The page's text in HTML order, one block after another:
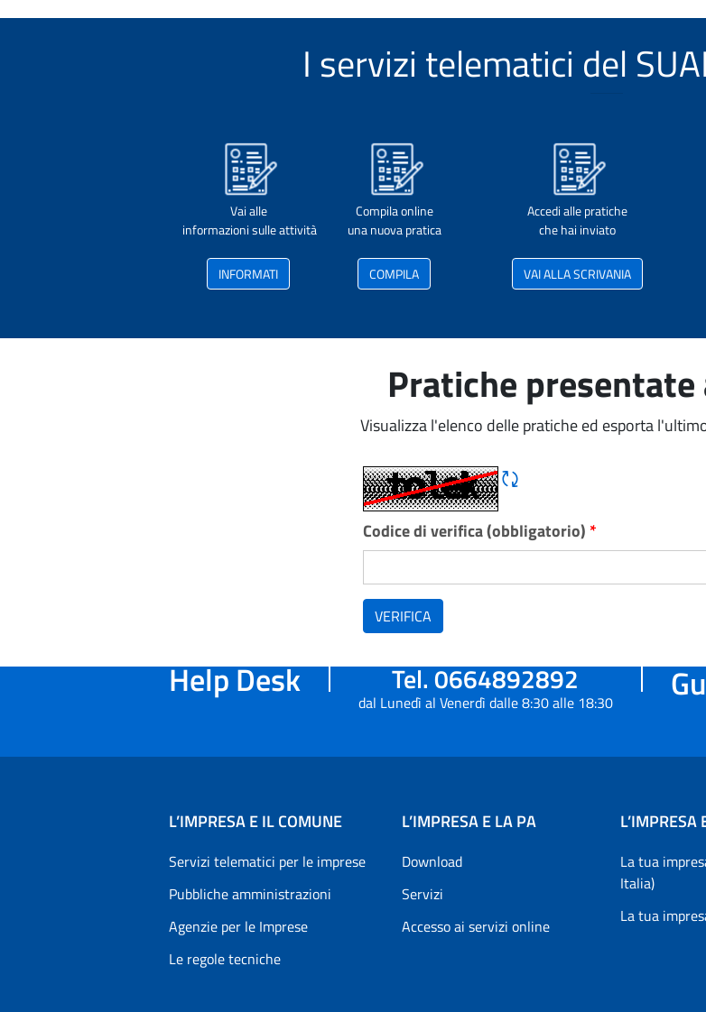
I servizi telematici del
Vai alle
informazioni sulle attività
INFORMATI
Compila online
una nuova pratica
COMPILA
Accedi alle pratiche
che hai inviato
VAI ALLA SCRIVANIA
Pratiche presentate
Visualizza l'elenco delle pratiche ed esporta
Rigene CAPTCHA
Codice di verifica (obbligatorio) *
VERIFICA
Help Desk Tel. 0664892892
dal Lunedì al Venerdì dalle 8:30 alle 18:30
L’IMPRESA E IL COMUNE
Servizi telematici per le imprese
Pubbliche amministrazioni
Agenzie per le Imprese
Le regole tecniche
L’IMPRESA E LA PA
Download
Servizi
Accesso ai servizi online
L’IMPRESA
La tua
Italia)
La tua